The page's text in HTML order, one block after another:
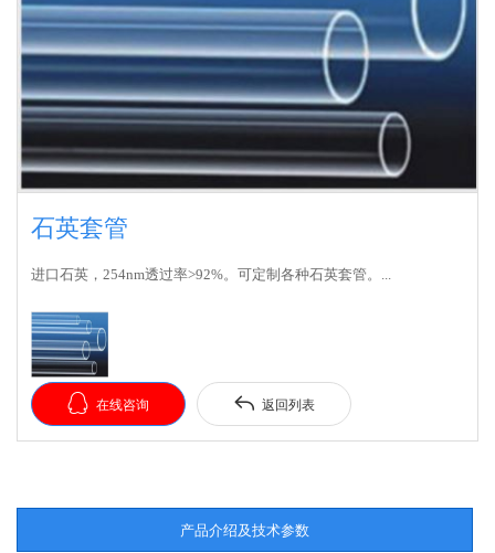
石英套管
进口石英，254nm透过率>92%。可定制各种石英套管。...
 在线咨询  返回列表
产品介绍及技术参数